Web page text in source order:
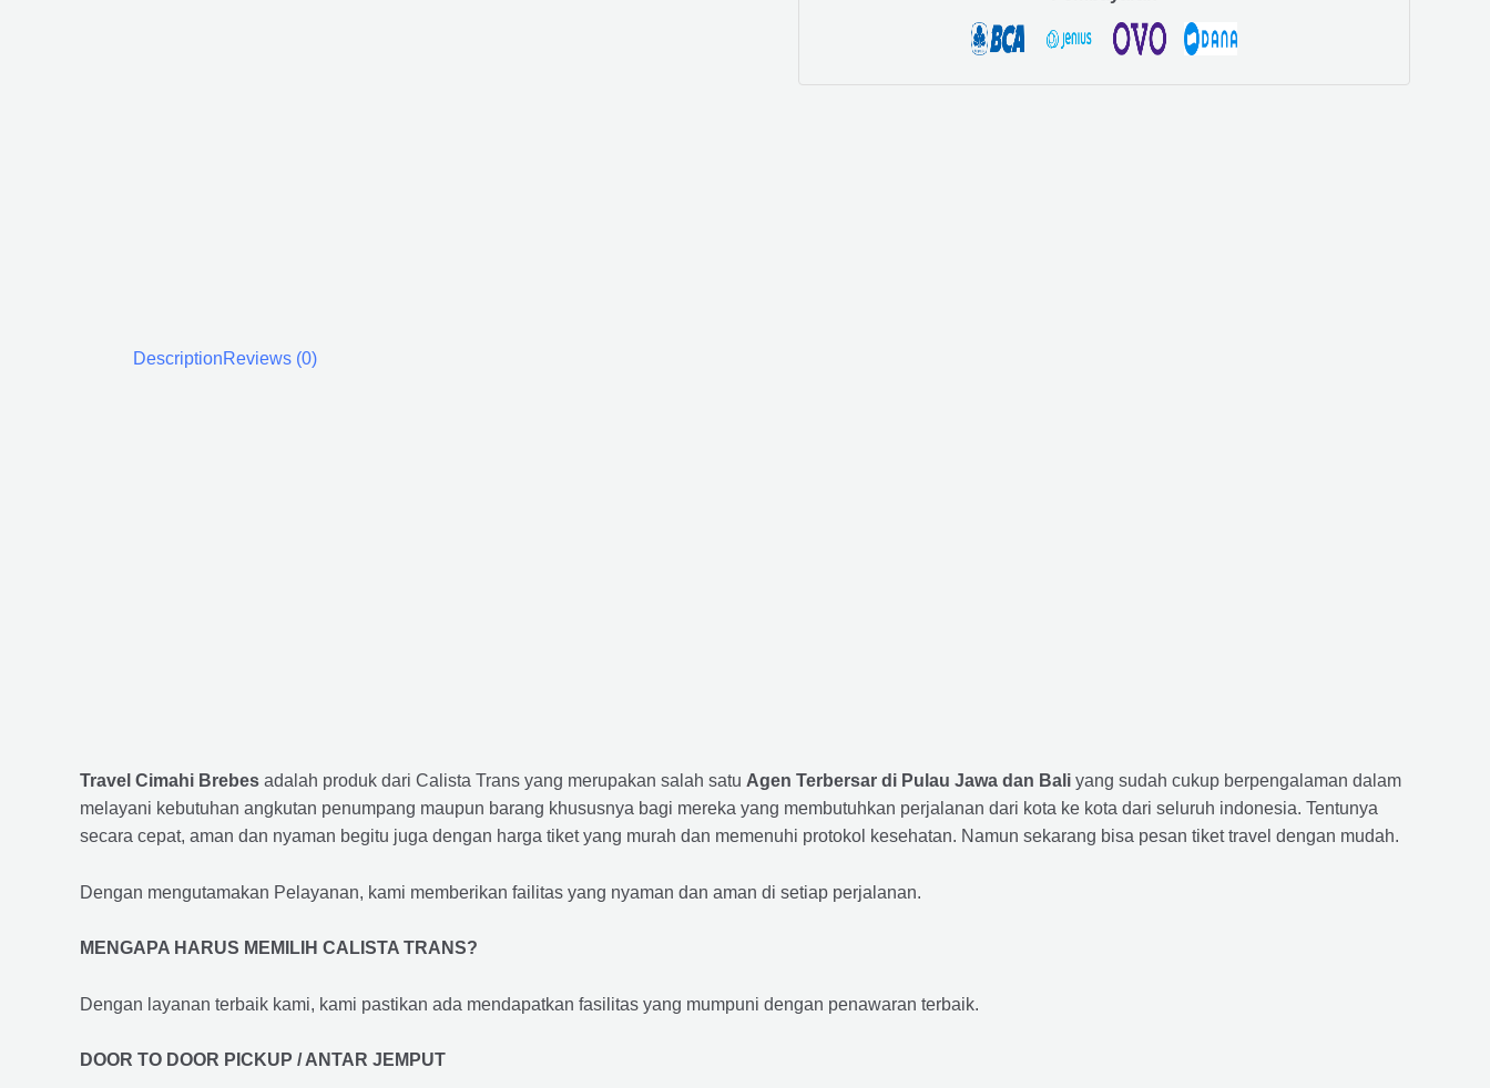
DescriptionReviews (0)
Travel Cimahi Brebes adalah produk dari Calista Trans yang merupakan salah satu Agen Terbersar di Pulau Jawa dan Bali yang sudah cukup berpengalaman dalam
melayani kebutuhan angkutan penumpang maupun barang khususnya bagi mereka yang membutuhkan perjalanan dari kota ke kota dari seluruh indonesia. Tentunya
secara cepat, aman dan nyaman begitu juga dengan harga tiket yang murah dan memenuhi protokol kesehatan. Namun sekarang bisa pesan tiket travel dengan mudah.
Dengan mengutamakan Pelayanan, kami memberikan failitas yang nyaman dan aman di setiap perjalanan.
MENGAPA HARUS MEMILIH CALISTA TRANS?
Dengan layanan terbaik kami, kami pastikan ada mendapatkan fasilitas yang mumpuni dengan penawaran terbaik.
DOOR TO DOOR PICKUP / ANTAR JEMPUT